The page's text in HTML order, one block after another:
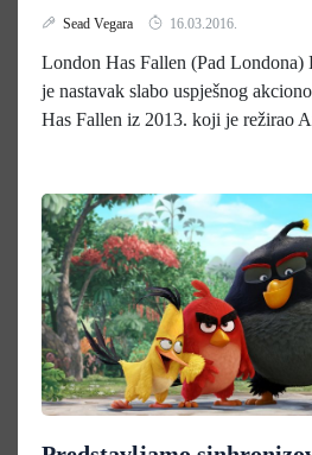
Sead Vegara 16.03.2016.
London Has Fallen (Pad Londona)
je nastavak slabo uspješnog
Has Fallen iz 2013. koji je režirao